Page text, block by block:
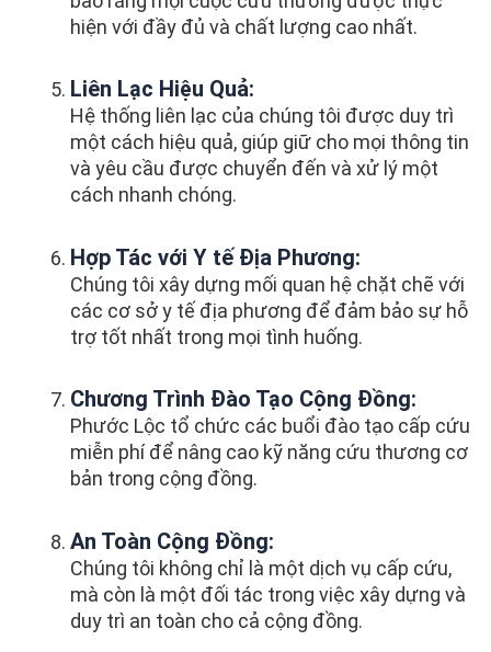
hiện với đầy đủ và chất lượng cao nhất.
Liên Lạc Hiệu Quả:
Hệ thống liên lạc của chúng tôi được duy trì
một cách hiệu quả, giúp giữ cho mọi thông tin
và yêu cầu được chuyển đến và xử lý một
cách nhanh chóng.
Hợp Tác với Y tế Địa Phương:
Chúng tôi xây dựng mối quan hệ chặt chẽ với
các cơ sở y tế địa phương để đảm bảo sự hỗ
trợ tốt nhất trong mọi tình huống.
Chương Trình Đào Tạo Cộng Đồng:
Phước Lộc tổ chức các buổi đào tạo cấp cứu
miễn phí để nâng cao kỹ năng cứu thương cơ
bản trong cộng đồng.
An Toàn Cộng Đồng:
Chúng tôi không chỉ là một dịch vụ cấp cứu,
mà còn là một đối tác trong việc xây dựng và
duy trì an toàn cho cả cộng đồng.